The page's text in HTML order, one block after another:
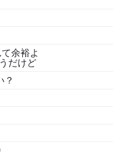
余裕よ
だけど
？